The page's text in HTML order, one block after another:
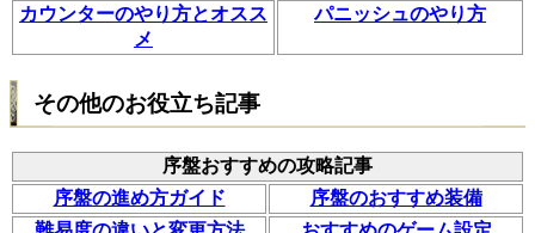
カウンターのやり方とオスス
メ
パニッシュのやり方
その他のお役立ち記事
序盤おすすめの攻略記事
序盤の進め方ガイド
序盤のおすすめ装備